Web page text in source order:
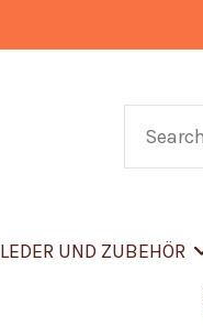
LEDER UND ZUBEHÖR